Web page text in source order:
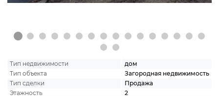
Тип недвижимости
дом
Тип объекта
Загородная недвижимость
Тип сделки
Продажа
Этажность
2